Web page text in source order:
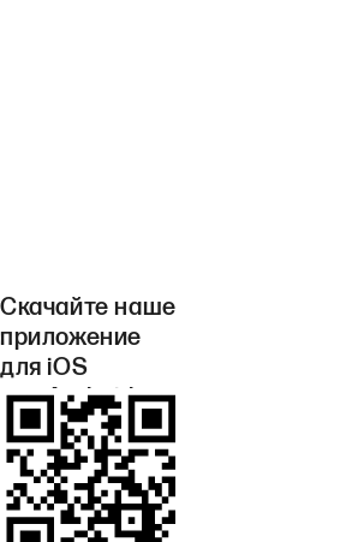
Скачайте наше
приложение
для iOS
или Android.